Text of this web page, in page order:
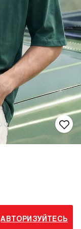
АВТОРИЗУЙТЕСЬ